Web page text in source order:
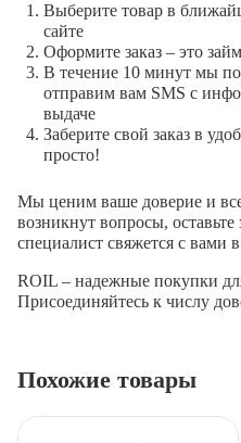
Выберите товар в
сайте
Оформите заказ – это
В течение 10 минут мы
отправим вам SMS с
выдаче
Заберите свой заказ в
просто!
Мы ценим ваше доверие и
возникнут вопросы,
специалист свяжется с вами
ROIL – надежные покупки
Присоединяйтесь к числу
Похожие товары